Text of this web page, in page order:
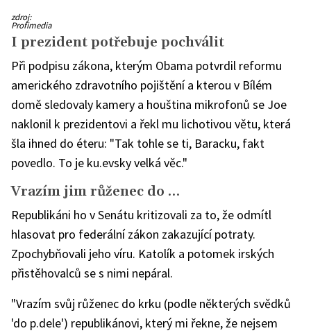
Biden
šestkrát
jinak
zdroj:
Profimedia
I prezident potřebuje pochválit
Při podpisu zákona, kterým Obama potvrdil reformu
amerického zdravotního pojištění a kterou v Bílém
domě sledovaly kamery a houština mikrofonů se Joe
naklonil k prezidentovi a řekl mu lichotivou větu, která
šla ihned do éteru: "Tak tohle se ti, Baracku, fakt
povedlo. To je ku.evsky velká věc."
Vrazím jim růženec do …
Republikáni ho v Senátu kritizovali za to, že odmítl
hlasovat pro federální zákon zakazující potraty.
Zpochybňovali jeho víru. Katolík a potomek irských
přistěhovalců se s nimi nepáral.
"Vrazím svůj růženec do krku (podle některých svědků
'do p.dele') republikánovi, který mi řekne, že nejsem